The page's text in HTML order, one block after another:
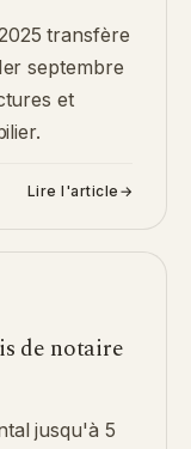
transfère
septembre
et
Lire l'article →
de notaire
jusqu'à 5